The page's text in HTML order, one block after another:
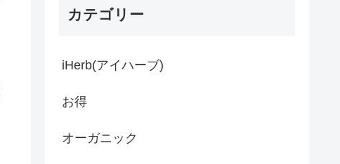
カテゴリー
iHerb(アイハーブ)
お得
オーガニック